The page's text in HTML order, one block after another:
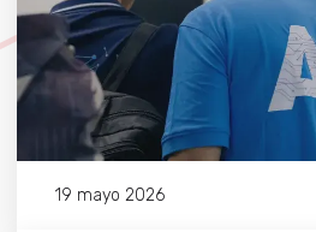
19 mayo 2026